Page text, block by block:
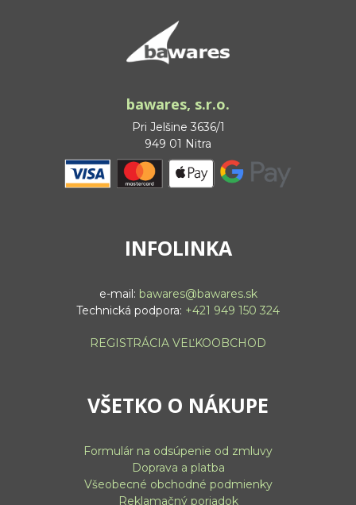
bawares, s.r.o.
Pri Jelšine 3636/1
949 01 Nitra
INFOLINKA
e-mail: bawares@bawares.sk
Technická podpora: +421 949 150 324
REGISTRÁCIA VEĽKOOBCHOD
VŠETKO O NÁKUPE
Formulár na odsúpenie od zmluvy
Doprava a platba
Všeobecné obchodné podmienky
Reklamačný poriadok